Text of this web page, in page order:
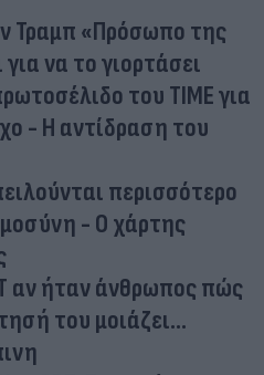
Τραμπ «Πρόσωπο της
να το γιορτάσει
του TIME για
- Η αντίδραση του
περισσότερο
- Ο χάρτης
αν ήταν άνθρωπος πώς
του μοιάζει…